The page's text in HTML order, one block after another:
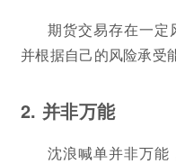
期货交易存在一定
并根据自己的风险承受
2. 并非万能
沈浪喊单并非万能